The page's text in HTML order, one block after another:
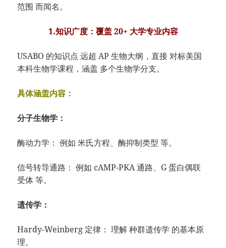
范围 而闻名。
1.知识广度：覆盖 20+ 大学专业内容
USABO 的知识点 远超 AP 生物大纲，直接 对标美国
本科生物学课程，涵盖 多个生物学分支。
具体涵盖内容：
分子生物学：
酶动力学： 例如 米氏方程、酶抑制类型 等。
信号转导通路： 例如 cAMP-PKA 通路、G 蛋白偶联
受体 等。
遗传学：
Hardy-Weinberg 定律： 理解 种群遗传学 的基本原
理。